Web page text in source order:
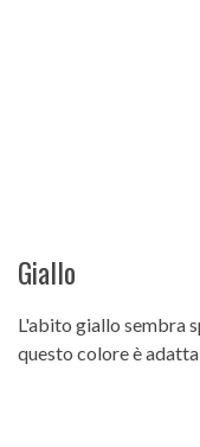
Giallo
L'abito giallo sembra
questo colore è adatta